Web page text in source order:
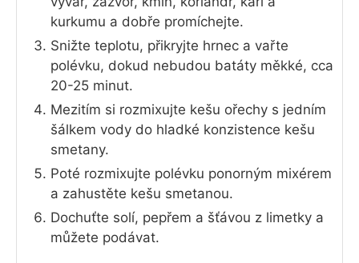
kurkumu a dobře promíchejte.
Snižte teplotu, přikryjte hrnec a vařte
polévku, dokud nebudou batáty měkké, cca
20-25 minut.
Mezitím si rozmixujte kešu ořechy s jedním
šálkem vody do hladké konzistence kešu
smetany.
Poté rozmixujte polévku ponorným mixérem
a zahustěte kešu smetanou.
Dochuťte solí, pepřem a šťávou z limetky a
můžete podávat.